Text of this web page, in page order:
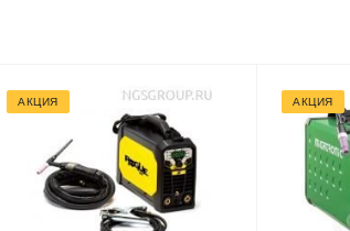
АКЦИЯ АКЦИЯ